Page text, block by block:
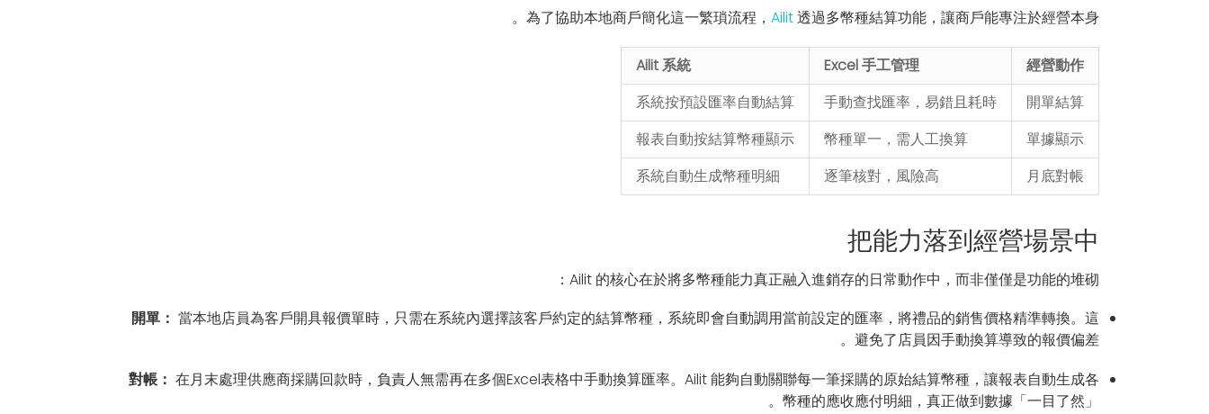
為了協助本地商戶簡化這一繁瑣流程， Ailit透過多幣種結算功能，讓商戶能專注於經營本身。
經營動作
Excel 手工管理
Ailit 系統
開單結算
手動查找匯率，易錯且耗時
系統按預設匯率自動結算
單據顯示
幣種單一，需人工換算
報表自動按結算幣種顯示
月底對帳
逐筆核對，風險高
系統自動生成幣種明細
把能力落到經營場景中
Ailit 的核心在於將多幣種能力真正融入進銷存的日常動作中，而非僅僅是功能的堆砌：
開單： 當本地店員為客戶開具報價單時，只需在系統內選擇該客戶約定的結算幣種，系統即會自動調用當前設定的匯率，將禮品的銷售價格精準轉換。這
避免了店員因手動換算導致的報價偏差。
對帳： 在月末處理供應商採購回款時，負責人無需再在多個Excel表格中手動換算匯率。Ailit 能夠自動關聯每一筆採購的原始結算幣種，讓報表自動生成各
幣種的應收應付明細，真正做到數據「一目了然」。